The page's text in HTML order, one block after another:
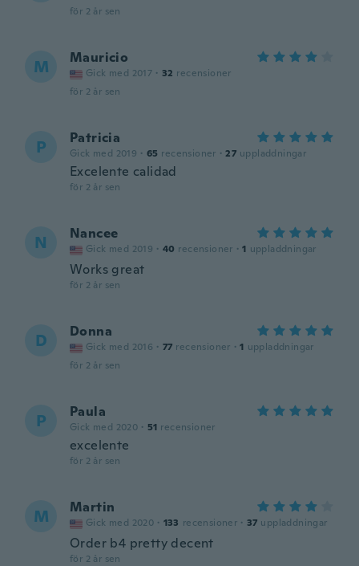
för 2 år sen
M Mauricio
Gick med 2017 · 32 recensioner
för 2 år sen
P Patricia
Gick med 2019 · 65 recensioner · 27 uppladdningar
Excelente calidad
för 2 år sen
N Nancee
Gick med 2019 · 40 recensioner · 1 uppladdningar
Works great
för 2 år sen
D Donna
Gick med 2016 · 77 recensioner · 1 uppladdningar
för 2 år sen
P Paula
Gick med 2020 · 51 recensioner
excelente
för 2 år sen
M Martin
Gick med 2020 · 133 recensioner · 37 uppladdningar
Order b4 pretty decent
för 2 år sen